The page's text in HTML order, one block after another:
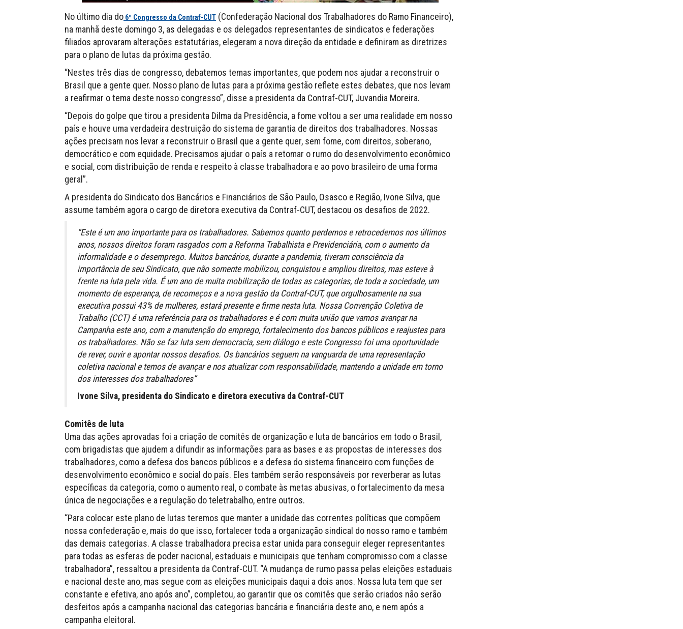
No último dia do 6º Congresso da Contraf-CUT (Confederação Nacional dos Trabalhadores do Ramo Financeiro),
na manhã deste domingo 3, as delegadas e os delegados representantes de sindicatos e federações
filiados aprovaram alterações estatutárias, elegeram a nova direção da entidade e definiram as diretrizes
para o plano de lutas da próxima gestão.
“Nestes três dias de congresso, debatemos temas importantes, que podem nos ajudar a reconstruir o
Brasil que a gente quer. Nosso plano de lutas para a próxima gestão reflete estes debates, que nos levam
a reafirmar o tema deste nosso congresso”, disse a presidenta da Contraf-CUT, Juvandia Moreira.
“Depois do golpe que tirou a presidenta Dilma da Presidência, a fome voltou a ser uma realidade em nosso
país e houve uma verdadeira destruição do sistema de garantia de direitos dos trabalhadores. Nossas
ações precisam nos levar a reconstruir o Brasil que a gente quer, sem fome, com direitos, soberano,
democrático e com equidade. Precisamos ajudar o país a retomar o rumo do desenvolvimento econômico
e social, com distribuição de renda e respeito à classe trabalhadora e ao povo brasileiro de uma forma
geral”.
A presidenta do Sindicato dos Bancários e Financiários de São Paulo, Osasco e Região, Ivone Silva, que
assume também agora o cargo de diretora executiva da Contraf-CUT, destacou os desafios de 2022.
“Este é um ano importante para os trabalhadores. Sabemos quanto perdemos e retrocedemos nos últimos
anos, nossos direitos foram rasgados com a Reforma Trabalhista e Previdenciária, com o aumento da
informalidade e o desemprego. Muitos bancários, durante a pandemia, tiveram consciência da
importância de seu Sindicato, que não somente mobilizou, conquistou e ampliou direitos, mas esteve à
frente na luta pela vida. É um ano de muita mobilização de todas as categorias, de toda a sociedade, um
momento de esperança, de recomeços e a nova gestão da Contraf-CUT, que orgulhosamente na sua
executiva possui 43% de mulheres, estará presente e firme nesta luta. Nossa Convenção Coletiva de
Trabalho (CCT) é uma referência para os trabalhadores e é com muita união que vamos avançar na
Campanha este ano, com a manutenção do emprego, fortalecimento dos bancos públicos e reajustes para
os trabalhadores. Não se faz luta sem democracia, sem diálogo e este Congresso foi uma oportunidade
de rever, ouvir e apontar nossos desafios. Os bancários seguem na vanguarda de uma representação
coletiva nacional e temos de avançar e nos atualizar com responsabilidade, mantendo a unidade em torno
dos interesses dos trabalhadores”
Ivone Silva, presidenta do Sindicato e diretora executiva da Contraf-CUT
Comitês de luta
Uma das ações aprovadas foi a criação de comitês de organização e luta de bancários em todo o Brasil,
com brigadistas que ajudem a difundir as informações para as bases e as propostas de interesses dos
trabalhadores, como a defesa dos bancos públicos e a defesa do sistema financeiro com funções de
desenvolvimento econômico e social do país. Eles também serão responsáveis por reverberar as lutas
específicas da categoria, como o aumento real, o combate às metas abusivas, o fortalecimento da mesa
única de negociações e a regulação do teletrabalho, entre outros.
“Para colocar este plano de lutas teremos que manter a unidade das correntes políticas que compõem
nossa confederação e, mais do que isso, fortalecer toda a organização sindical do nosso ramo e também
das demais categorias. A classe trabalhadora precisa estar unida para conseguir eleger representantes
para todas as esferas de poder nacional, estaduais e municipais que tenham compromisso com a classe
trabalhadora”, ressaltou a presidenta da Contraf-CUT. “A mudança de rumo passa pelas eleições estaduais
e nacional deste ano, mas segue com as eleições municipais daqui a dois anos. Nossa luta tem que ser
constante e efetiva, ano após ano”, completou, ao garantir que os comitês que serão criados não serão
desfeitos após a campanha nacional das categorias bancária e financiária deste ano, e nem após a
campanha eleitoral.